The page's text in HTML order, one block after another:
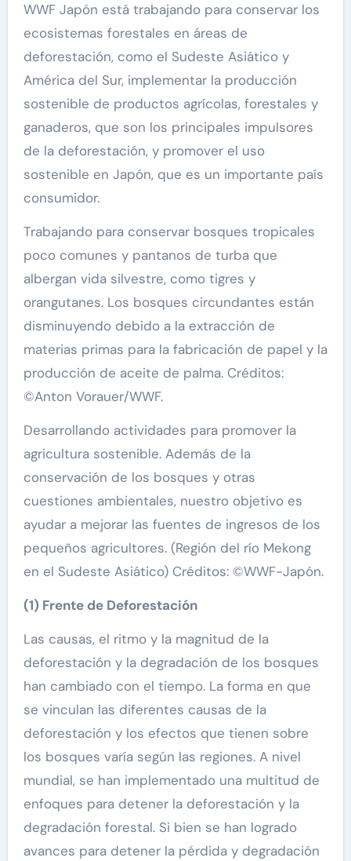
WWF Japón está trabajando para conservar los
ecosistemas forestales en áreas de
deforestación, como el Sudeste Asiático y
América del Sur, implementar la producción
sostenible de productos agrícolas, forestales y
ganaderos, que son los principales impulsores
de la deforestación, y promover el uso
sostenible en Japón, que es un importante país
consumidor.
Trabajando para conservar bosques tropicales
poco comunes y pantanos de turba que
albergan vida silvestre, como tigres y
orangutanes. Los bosques circundantes están
disminuyendo debido a la extracción de
materias primas para la fabricación de papel y la
producción de aceite de palma. Créditos:
©Anton Vorauer/WWF.
Desarrollando actividades para promover la
agricultura sostenible. Además de la
conservación de los bosques y otras
cuestiones ambientales, nuestro objetivo es
ayudar a mejorar las fuentes de ingresos de los
pequeños agricultores. (Región del río Mekong
en el Sudeste Asiático) Créditos: ©WWF-Japón.
(1) Frente de Deforestación
Las causas, el ritmo y la magnitud de la
deforestación y la degradación de los bosques
han cambiado con el tiempo. La forma en que
se vinculan las diferentes causas de la
deforestación y los efectos que tienen sobre
los bosques varía según las regiones. A nivel
mundial, se han implementado una multitud de
enfoques para detener la deforestación y la
degradación forestal. Si bien se han logrado
avances para detener la pérdida y degradación